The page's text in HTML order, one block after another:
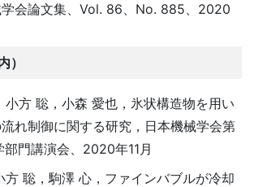
会論文集、Vol. 86、No. 885、2020
）
小方 聡，小森 愛也，氷状構造物を用い
れ制御に関する研究，日本機械学会第
門講演会、2020年11月
方 聡，駒澤 心，ファインバブルが冷却